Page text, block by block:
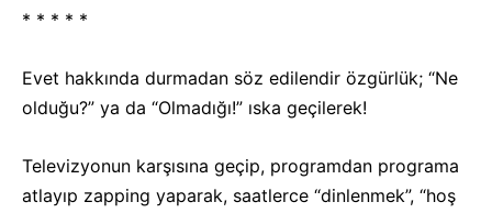
* * * * *
Evet hakkında durmadan söz edilendir özgürlük; “Ne
olduğu?” ya da “Olmadığı!” ıska geçilerek!
Televizyonun karşısına geçip, programdan programa
atlayıp zapping yaparak, saatlerce “dinlenmek”, “hoş